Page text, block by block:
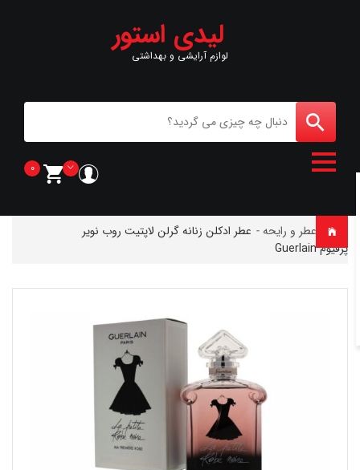
لیدی استور
لوازم آرایشی و بهداشتی
0
خانه عطر و رایحه - عطر ادکلن زنانه گرلن لاپتیت روب نویر
پرفیوم Guerlain